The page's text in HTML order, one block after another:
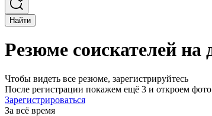
Найти
Резюме соискателей
Чтобы видеть все резюме, зарегистрируйтесь
После регистрации покажем ещё 3 и откроем фото
Зарегистрироваться
За всё время